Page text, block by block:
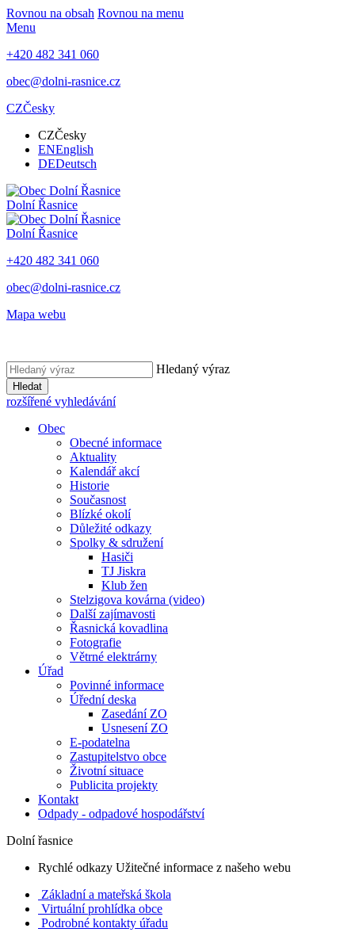
Rovnou na obsah Rovnou na menu
Menu
+420 482 341 060
obec@dolni-rasnice.cz
CZČesky
CZČesky
ENEnglish
DEDeutsch
Dolní Řasnice
Dolní Řasnice
+420 482 341 060
obec@dolni-rasnice.cz
Mapa webu
Hledaný výraz
Hledat
rozšířené vyhledávání
Obec
Obecné informace
Aktuality
Kalendář akcí
Historie
Současnost
Blízké okolí
Důležité odkazy
Spolky & sdružení
Hasiči
TJ Jiskra
Klub žen
Stelzigova kovárna (video)
Další zajímavosti
Řasnická kovadlina
Fotografie
Větrné elektrárny
Úřad
Povinné informace
Úřední deska
Zasedání ZO
Usnesení ZO
E-podatelna
Zastupitelstvo obce
Životní situace
Publicita projekty
Kontakt
Odpady - odpadové hospodářství
Dolní řasnice
Rychlé odkazy Užitečné informace z našeho webu
Základní a mateřská škola
Virtuální prohlídka obce
Podrobné kontakty úřadu